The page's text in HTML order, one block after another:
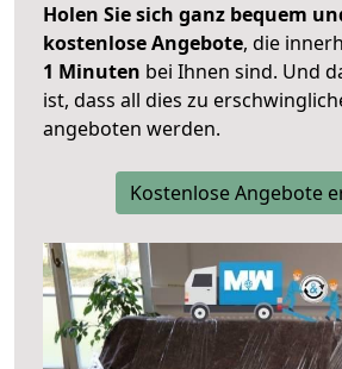
Holen Sie sich ganz bequem
kostenlose Angebote, die
1 Minuten bei Ihnen sind. Und
ist, dass all dies zu
angeboten werden.
Kostenlose Angebote